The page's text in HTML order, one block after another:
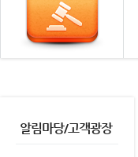
알림마당/고객광장